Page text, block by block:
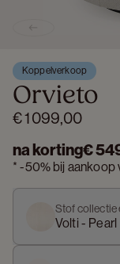
Koppelverkoop
Orvieto
€ 1 099,00
na korting€
*-50% bij aankoop
Stof collectie
Volti - Pearl